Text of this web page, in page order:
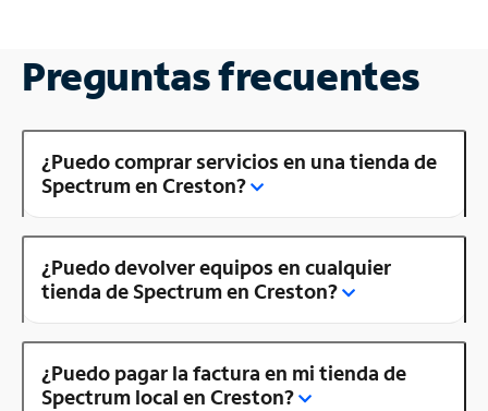
Preguntas frecuentes
¿Puedo comprar servicios en una tienda de
Spectrum en Creston?
¿Puedo devolver equipos en cualquier
tienda de Spectrum en Creston?
¿Puedo pagar la factura en mi tienda de
Spectrum local en Creston?